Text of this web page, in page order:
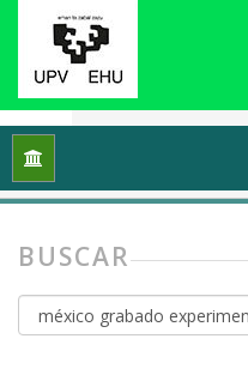
Inicio
BUSCAR
Buscar
artículos